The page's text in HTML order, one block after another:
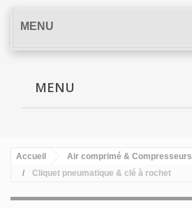
MENU
MENU
Accueil
Air comprimé & Compresseurs
Cliquet pneumatique & clé à rochet